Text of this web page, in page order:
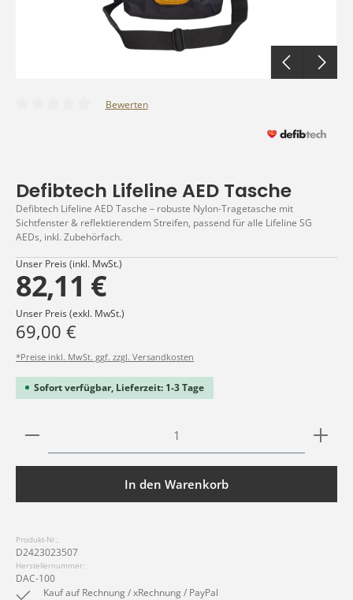
Bewerten
Defibtech Lifeline AED Tasche
Defibtech Lifeline AED Tasche – robuste Nylon-Tragetasche mit
Sichtfenster & reflektierendem Streifen, passend für alle Lifeline SG
AEDs, inkl. Zubehörfach.
Unser Preis (inkl. MwSt.)
82,11 €
Unser Preis (exkl. MwSt.)
69,00 €
*Preise inkl. MwSt. ggf. zzgl. Versandkosten
Sofort verfügbar, Lieferzeit: 1-3 Tage
Produkt Anzahl: Gib den gewünschten Wert ein
In den Warenkorb
Produkt-Nr.:
D2423023507
Herstellernummer:
DAC-100
Kauf auf Rechnung / xRechnung / PayPal